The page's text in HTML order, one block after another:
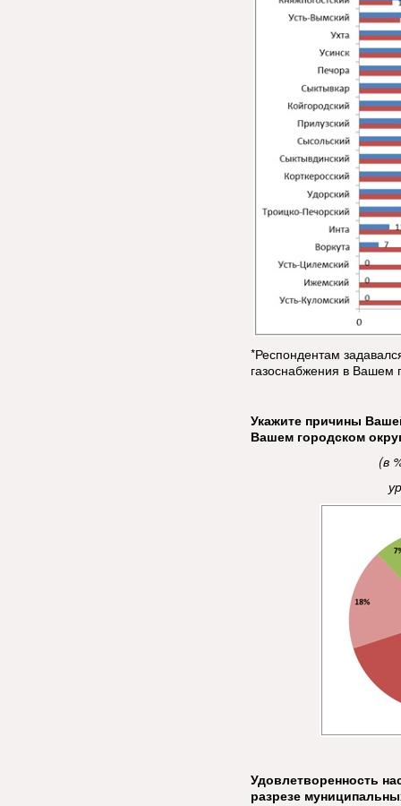
*Респондентам
газоснабжения в Вашем
Укажите причины
Вашем городском
(в
Удовлетворенность
разрезе